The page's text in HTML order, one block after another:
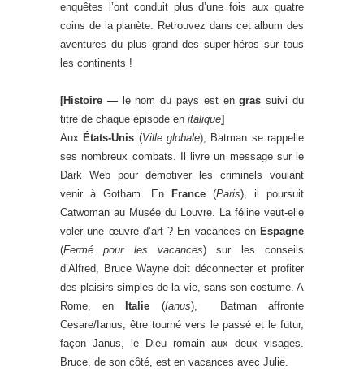
enquêtes l’ont conduit plus d’une fois aux quatre
coins de la planète. Retrouvez dans cet album des
aventures du plus grand des super-héros sur tous
les continents !
[Histoire —le nom du pays est engras suivi du
titre de chaque épisode en italique]
Aux États-Unis (Ville globale), Batman se rappelle
ses nombreux combats. Il livre un message sur le
Dark Web pour démotiver les criminels voulant
venir à Gotham. En
France (Paris), il poursuit
Catwoman au Musée du Louvre. La féline veut-elle
voler une œuvre d’art ? En vacances en Espagne
(Fermé pour les vacances) sur les conseils
d’Alfred, Bruce Wayne doit déconnecter et profiter
des plaisirs simples de la vie, sans son costume. A
Rome, en
Italie (Ianus), Batman affronte
Cesare/Ianus, être tourné vers le passé et le futur,
façon Janus, le Dieu romain aux deux visages.
Bruce, de son côté, est en vacances avec Julie.